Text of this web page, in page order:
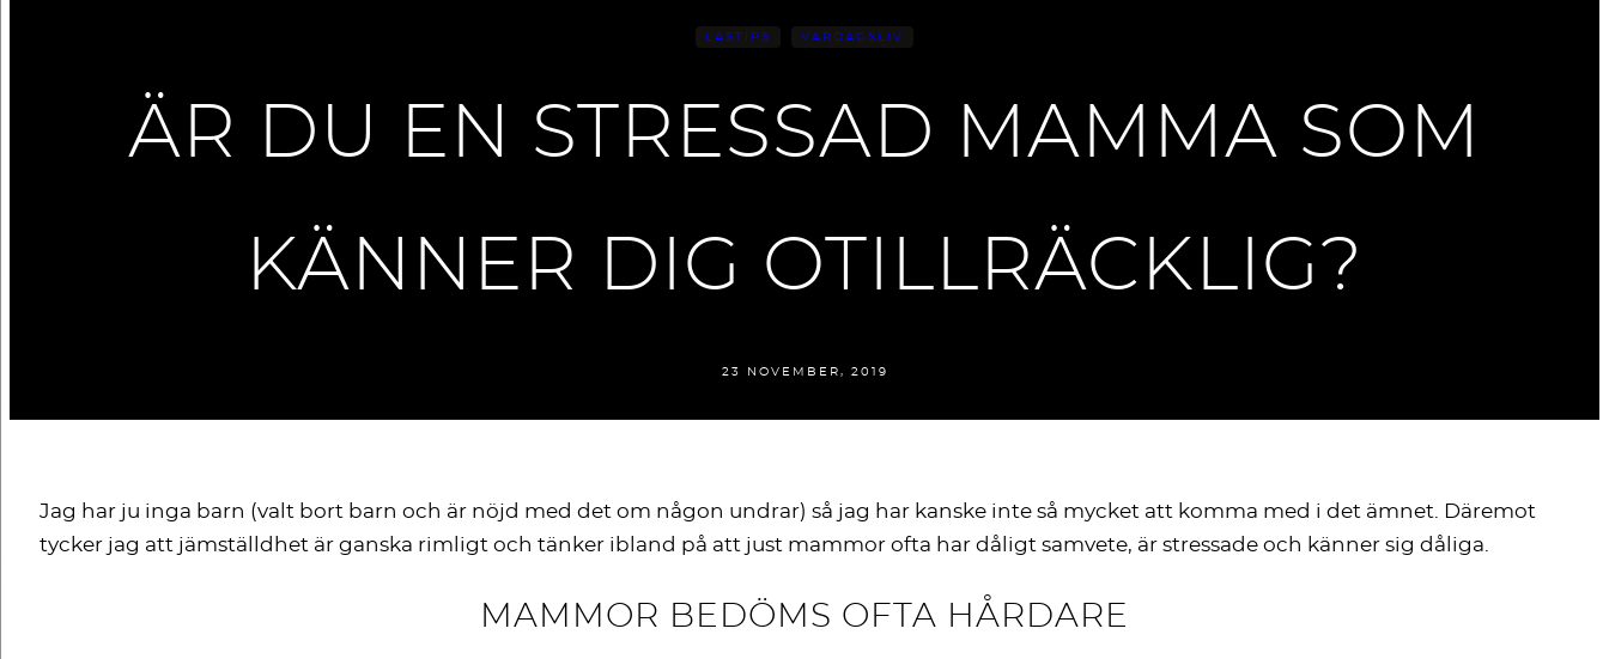
LÄSTIPS VARDAGSLIV
ÄR DU EN STRESSAD MAMMA SOM
KÄNNER DIG OTILLRÄCKLIG?
23 NOVEMBER, 2019
Jag har ju inga barn (valt bort barn och är nöjd med det om någon undrar) så jag har kanske inte så mycket att komma med i det ämnet. Däremot
tycker jag att jämställdhet är ganska rimligt och tänker ibland på att just mammor ofta har dåligt samvete, är stressade och känner sig dåliga.
MAMMOR BEDÖMS OFTA HÅRDARE